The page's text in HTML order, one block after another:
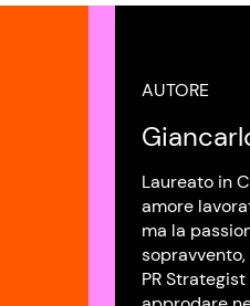
AUTORE
Laureato in
amore
ma la
PR